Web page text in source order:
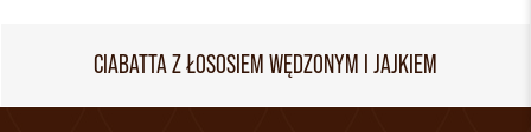
CIABATTA Z ŁOSOSIEM WĘDZONYM I JAJKIEM